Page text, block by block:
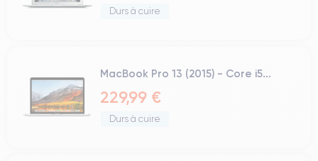
Durs à cuire
MacBook Pro 13 (2015) - Core i5...
229,99 €
Durs à cuire